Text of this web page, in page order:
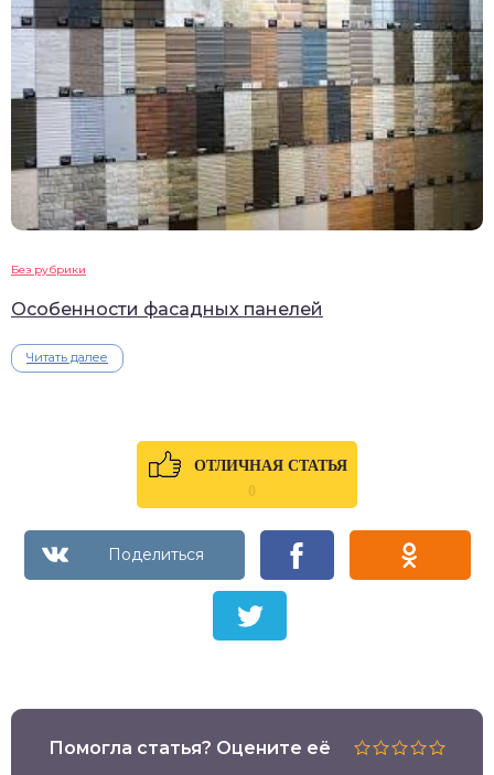
Без рубрики
Особенности фасадных панелей
Читать далее
ОТЛИЧНАЯ СТАТЬЯ
0
Помогла статья? Оцените её